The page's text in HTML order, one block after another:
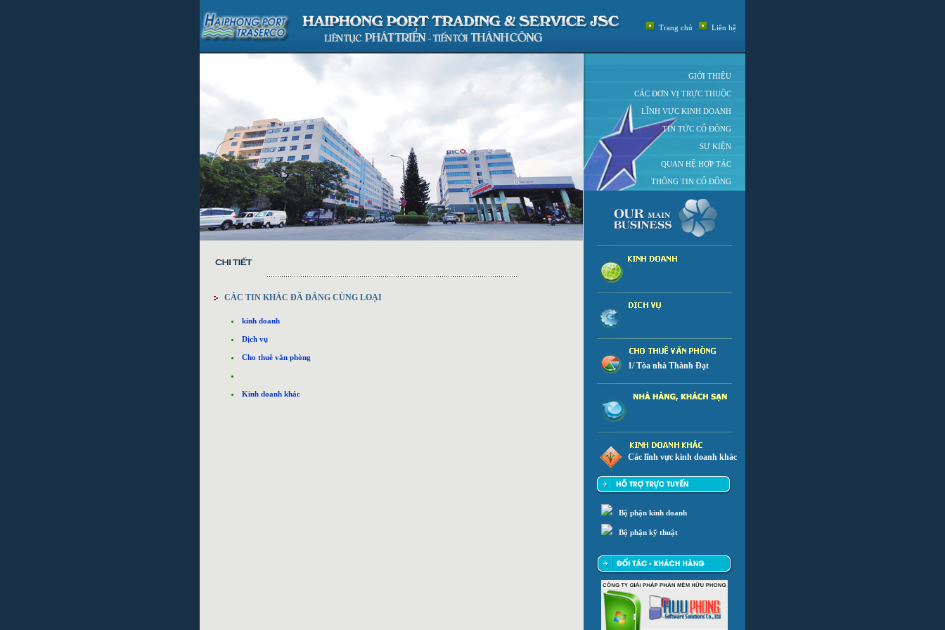
Trang chủ Liên hệ
CÁC TIN KHÁC ĐÃ ĐĂNG CÙNG LOẠI
kinh doanh
Dịch vụ
Cho thuê văn phòng
Kinh doanh khác
GIỚI THIỆU
CÁC ĐƠN VỊ TRỰC THUỘC
LĨNH VỰC KINH DOANH
TIN TỨC CỔ ĐÔNG
SỰ KIỆN
QUAN HỆ HỢP TÁC
THÔNG TIN CỔ ĐÔNG
1/ Tòa nhà Thành Đạt
Các lĩnh vực kinh doanh khác
Bộ phận kinh doanh
Bộ phận kỹ thuật